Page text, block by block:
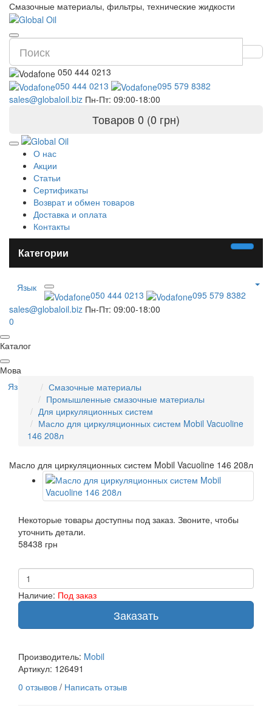
Смазочные материалы, фильтры, технические жидкости
050 444 0213
050 444 0213
095 579 8382
sales@globaloil.biz Пн-Пт: 09:00-18:00
Товаров 0 (0 грн)
О нас
Акции
Статьи
Сертификаты
Возврат и обмен товаров
Доставка и оплата
Контакты
Категории
Язык
050 444 0213
095 579 8382
sales@globaloil.biz Пн-Пт: 09:00-18:00
0
Каталог
Мова
Язык
Смазочные материалы
Промышленные смазочные материалы
Для циркуляционных систем
Масло для циркуляционных систем Mobil Vacuoline
146 208л
Масло для циркуляционных систем Mobil Vacuoline 146 208л
Некоторые товары доступны под заказ. Звоните, чтобы
уточнить детали.
58438 грн
Наличие: Под заказ
Заказать
Производитель: Mobil
Артикул: 126491
0 отзывов / Написать отзыв